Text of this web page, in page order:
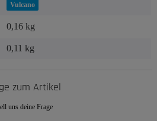
Vulcano
0,16 kg
0,11 kg
zum Artikel
uns deine Frage